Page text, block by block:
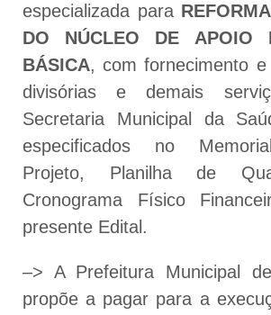
especializada para
DO NÚCLEO DE APOIO
BÁSICA, com fornecimento
divisórias e demais
Secretaria Municipal da
especificados no
Projeto, Planilha de
Cronograma Físico
presente Edital.
–> A Prefeitura Municipal
propõe a pagar para a